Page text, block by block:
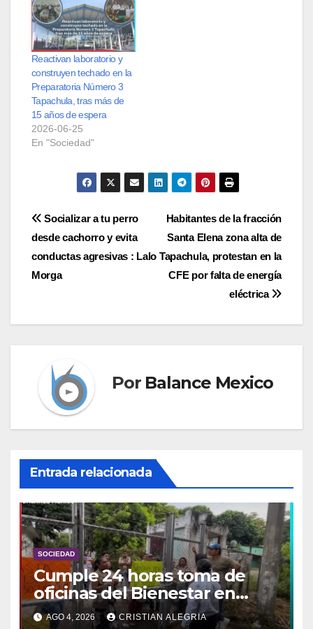
Reactivan laboratorio y
construyen techado en la
Preparatoria Número 3
Tapachula, tras más de
15 años de espera
2026-06-25
En "Sociedad"
Navegación
de
entradas
Habitantes de la fracción
Santa Elena zona alta de
Tapachula, protestan en la
CFE por falta de energía
eléctrica
Socializar a tu perro
desde cachorro y evita
conductas agresivas : Lalo
Morga
Por Balance Mexico
Entrada relacionada
SOCIEDAD
Cumple 24 horas toma de
oficinas del Bienestar en
Tapachula y podría
AGO 4, 2026 CRISTIAN ALEGRIA